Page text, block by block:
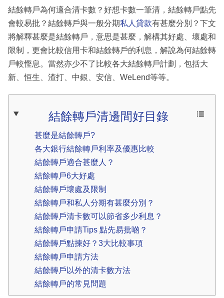
生
活
時
事
訂
閱
專
區
結餘轉戶為何適合清卡數？好想卡數一筆清，結餘轉戶點先
會較易批？結餘轉戶與一般分期私人貸款有甚麼分別？下文
將解釋甚麼是結餘轉戶，意思是甚麼，解構其好處、壞處和
限制，更會比較信用卡和結餘轉戶的利息，解說為何結餘轉
戶較慳息。當然亦少不了比較各大結餘轉戶計劃，包括大
新、恒生、渣打、中銀、安信、WeLend等等。
結餘轉戶清邊間好目錄
甚麼是結餘轉戶?
各大銀行結餘轉戶利率及優惠比較
結餘轉戶適合甚麼人？
結餘轉戶6大好處
結餘轉戶壞處及限制
結餘轉戶和私人分期有甚麼分別？
結餘轉戶清卡數可以節省多少利息？
結餘轉戶申請Tips 點先易批啲？
結餘轉戶點揀好？3大比較事項
結餘轉戶申請方法
結餘轉戶以外的清卡數方法
結餘轉戶的常見問題